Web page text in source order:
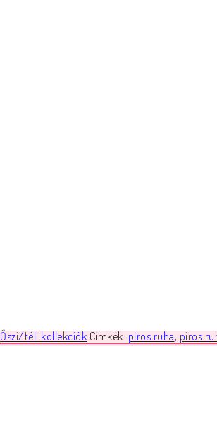
Őszi/téli kollekciók Címkék: piros ruha, piros